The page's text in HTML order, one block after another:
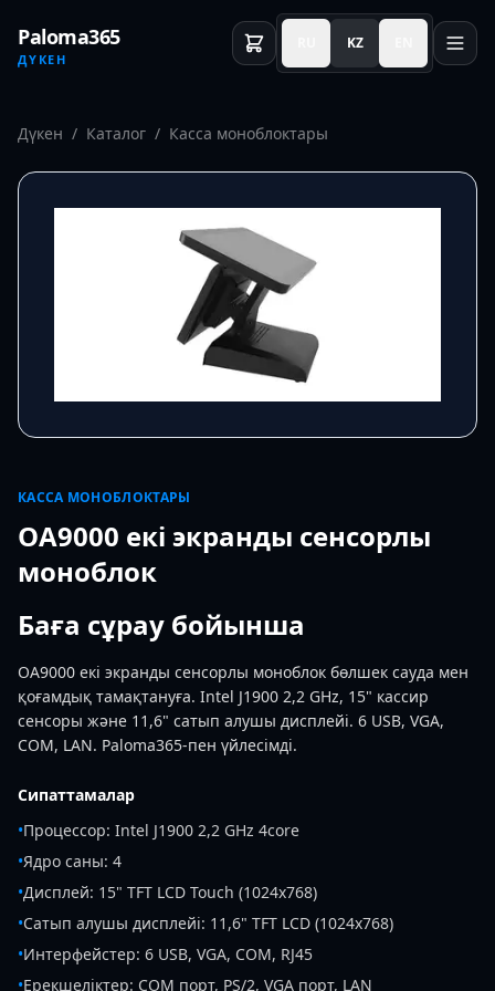
Paloma365
ДҮКЕН
KZ
Дүкен / Каталог / Касса моноблоктары
КАССА МОНОБЛОКТАРЫ
OA9000 екі экранды сенсорлы
моноблок
Баға сұрау бойынша
OA9000 екі экранды сенсорлы моноблок бөлшек сауда мен
қоғамдық тамақтануға. Intel J1900 2,2 GHz, 15" кассир
сенсоры және 11,6" сатып алушы дисплейі. 6 USB, VGA,
COM, LAN. Paloma365-пен үйлесімді.
Сипаттамалар
•Процессор: Intel J1900 2,2 GHz 4core
•Ядро саны: 4
•Дисплей: 15" TFT LCD Touch (1024x768)
•Сатып алушы дисплейі: 11,6" TFT LCD (1024x768)
•Интерфейстер: 6 USB, VGA, COM, RJ45
•Ерекшеліктер: COM порт, PS/2, VGA порт, LAN